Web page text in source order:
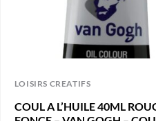
LOISIRS CREATIFS
COUL A L’HUILE 40ML